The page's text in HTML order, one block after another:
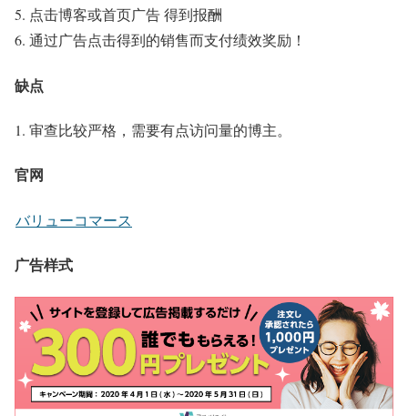
点击博客或首页广告 得到报酬
通过广告点击得到的销售而支付绩效奖励！
缺点
审查比较严格，需要有点访问量的博主。
官网
バリューコマース
广告样式